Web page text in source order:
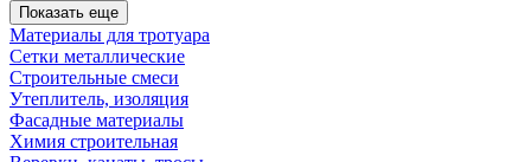
Показать еще
Материалы для тротуара
Сетки металлические
Строительные смеси
Утеплитель, изоляция
Фасадные материалы
Химия строительная